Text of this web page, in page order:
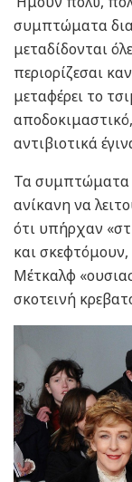
συμπτώματα
μεταδίδονται
περιορίζεσαι
μεταφέρει το
αντιβιοτικά
Τα συμπτώματα
ανίκανη να
ότι υπήρχαν
και
Μέτκαλφ
σκοτεινή